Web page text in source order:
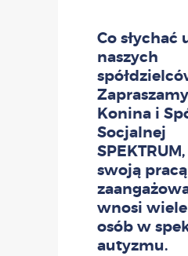
Co słychać
naszych
Konina i
Socjalnej
swoją
wnosi
osób w
autyzmu.